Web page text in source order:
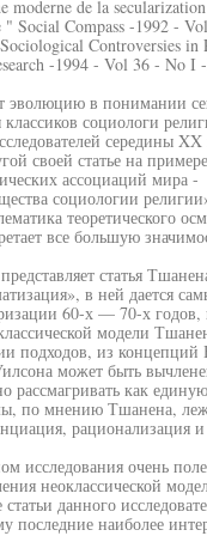
moderne de la
" Social Compass -1992 -
Controversies in
-1994 - Vol 36 - No I
эволюцию в понимании
классиков социологи
середины XX
своей статье на
ассоциаций мира -
социологии
теоретического
все большую
статья
в ней дается
60-х — 70-х годов,
модели
подходов, из концепций
может быть
рассмагривать как
по мнению Тшанена,
рационализация
исследования очень
неоклассической
данного
последние наиболее